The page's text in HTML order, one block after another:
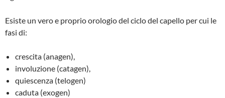
Esiste un vero e proprio orologio del ciclo del capello per cui le
fasi di:
crescita (anagen),
involuzione (catagen),
quiescenza (telogen)
caduta (exogen)